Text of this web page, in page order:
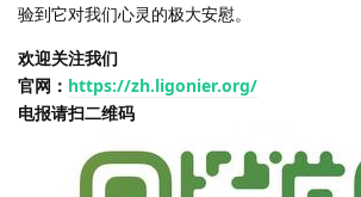
验到它对我们心灵的极大安慰。
欢迎关注我们
官网： https://zh.ligonier.org/
电报请扫二维码